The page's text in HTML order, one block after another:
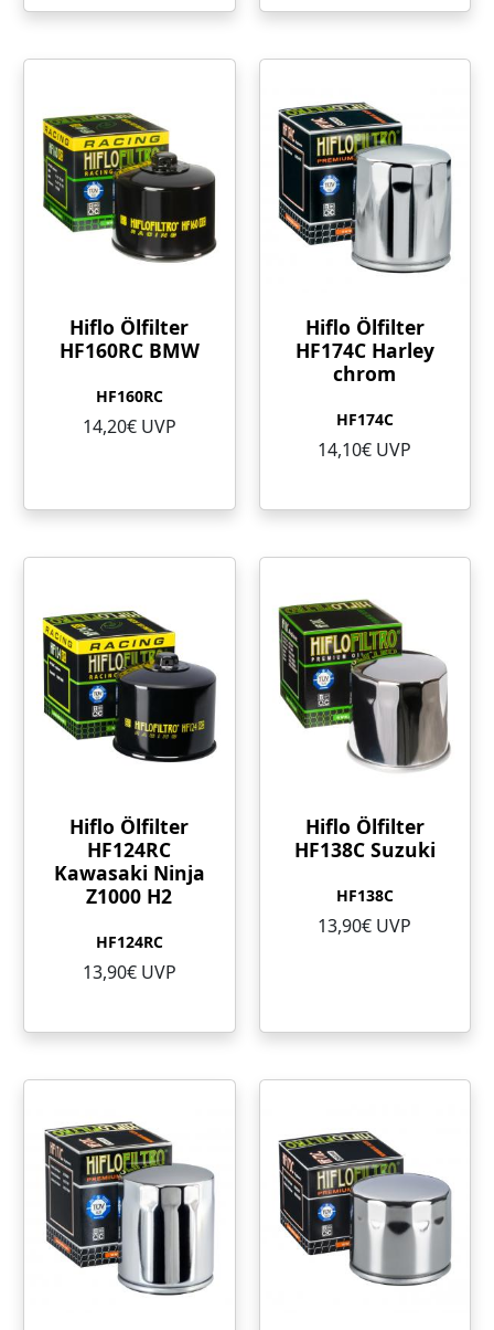
Hiflo Ölfilter
HF160RC BMW
HF160RC
14,20€ UVP
Hiflo Ölfilter
HF174C Harley
chrom
HF174C
14,10€ UVP
Hiflo Ölfilter
HF124RC
Kawasaki Ninja
Z1000 H2
HF124RC
13,90€ UVP
Hiflo Ölfilter
HF138C Suzuki
HF138C
13,90€ UVP